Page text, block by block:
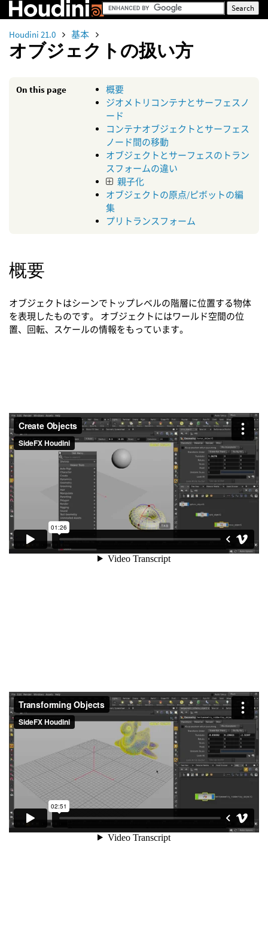
Houdini 21.0 基本
オブジェクトの扱い方
On this page
概要
ジオメトリコンテナとサーフェスノ
ード
コンテナオブジェクトとサーフェス
ノード間の移動
オブジェクトとサーフェスのトラン
スフォームの違い
親子化
オブジェクトの原点/ピボットの編
集
プリトランスフォーム
概要
オブジェクトはシーンでトップレベルの階層に位置する物体
を表現したものです。 オブジェクトにはワールド空間の位
置、回転、スケールの情報をもっています。